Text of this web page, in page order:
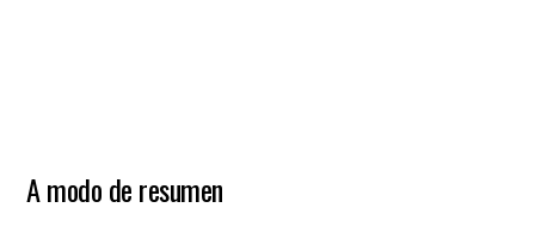
A modo de resumen